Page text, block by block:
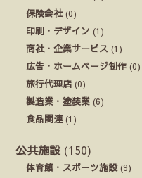
保険会社(0)
印刷・デザイン (1)
商社・企業サービス (1)
広告・ホームページ制作 (0)
旅行代理店 (0)
製造業・塗装業 (6)
食品関連 (1)
公共施設 (150)
体育館・スポーツ施設(9)